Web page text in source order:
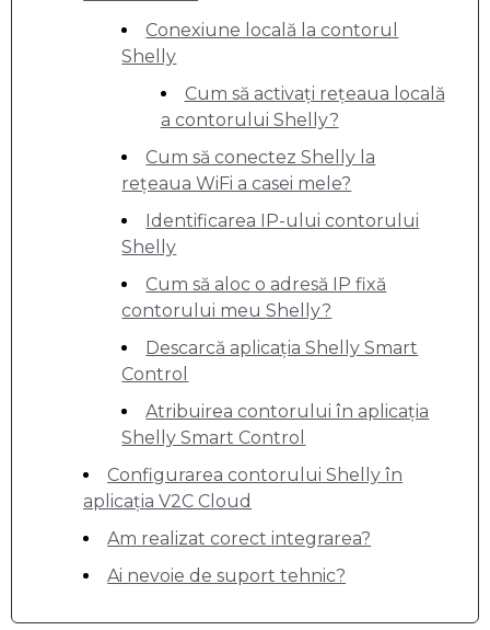
Conexiune locală la contorul
Shelly
Cum să activați rețeaua locală
a contorului Shelly?
Cum să conectez Shelly la
rețeaua WiFi a casei mele?
Identificarea IP-ului contorului
Shelly
Cum să aloc o adresă IP fixă
contorului meu Shelly?
Descarcă aplicația Shelly Smart
Control
Atribuirea contorului în aplicația
Shelly Smart Control
Configurarea contorului Shelly în
aplicația V2C Cloud
Am realizat corect integrarea?
Ai nevoie de suport tehnic?